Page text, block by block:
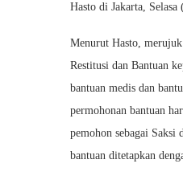
Hasto di Jakarta, Selasa
Menurut Hasto,
Restitusi dan Bantuan
bantuan medis dan
permohonan bantuan
pemohon sebagai Saksi
bantuan ditetapkan